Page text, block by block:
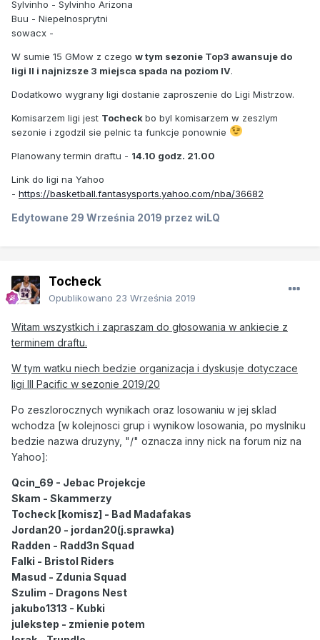
Sylvinho - Sylvinho Arizona
Buu - Niepelnosprytni
sowacx -
W sumie 15 GMow z czego w tym sezonie Top3 awansuje do
ligi II i najnizsze 3 miejsca spada na poziom IV.
Dodatkowo wygrany ligi dostanie zaproszenie do Ligi Mistrzow.
Komisarzem ligi jest Tocheckbo byl komisarzem w zeszlym
sezonie i zgodzil sie pelnic ta funkcje ponownie
Planowany termin draftu - 14.10 godz. 21.00
Link do ligi na Yahoo
- https://basketball.fantasysports.yahoo.com/nba/36682
Edytowane 29 Września 2019 przez wiLQ
Tocheck
Opublikowano 23 Września 2019
Witam wszystkich i zapraszam do głosowania w ankiecie z
terminem draftu.
W tym watku niech bedzie organizacja i dyskusje dotyczace
ligi III Pacific w sezonie 2019/20
Po zeszlorocznych wynikach oraz losowaniu w jej sklad
wchodza [w kolejnosci grup i wynikow losowania, po myslniku
bedzie nazwa druzyny, "/" oznacza inny nick na forum niz na
Yahoo]:
Qcin_69 - Jebac Projekcje
Skam - Skammerzy
Tocheck [komisz] - Bad Madafakas
Jordan20 - jordan20(j.sprawka)
Radden - Radd3n Squad
Falki - Bristol Riders
Masud - Zdunia Squad
Szulim - Dragons Nest
jakubo1313 - Kubki
julekstep - zmienie potem